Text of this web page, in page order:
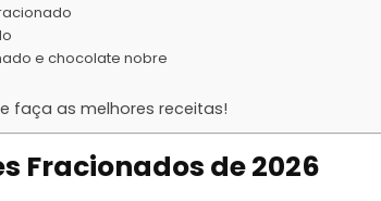
e chocolate nobre
faça as melhores receitas!
Fracionados de 2026